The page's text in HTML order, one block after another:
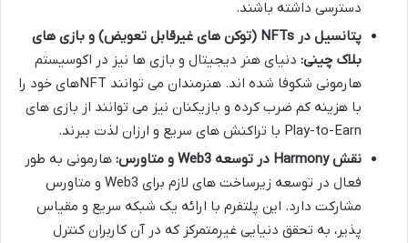
دسترسی داشته باشند.
پتانسیل در NFTs (توکن های غیرقابل تعویض) و بازی های
بلاک چینی: دنیای هنر دیجیتال و بازی ها نیز در اکوسیستم
هارمونی شکوفا شده اند. هنرمندان می توانند NFTهای خود را
با هزینه کم ضرب کرده و بازیکنان نیز می توانند از بازی های
Play-to-Earn با تراکنش های سریع و ارزان لذت ببرند.
نقش Harmony در توسعه Web3 و متاورس:
هارمونی به طور
فعال در توسعه زیرساخت های لازم برای Web3 و متاورس
مشارکت دارد. این پلتفرم با ارائه یک شبکه سریع و مقیاس
پذیر، به تحقق دنیایی غیرمتمرکز که در آن کاربران کنترل